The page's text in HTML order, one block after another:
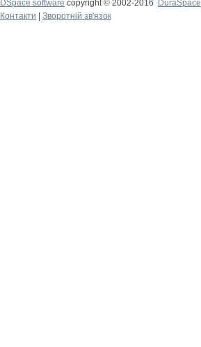
DSpace software copyright © 2002-2016
DuraSpace
Контакти
Зворотній зв'язок